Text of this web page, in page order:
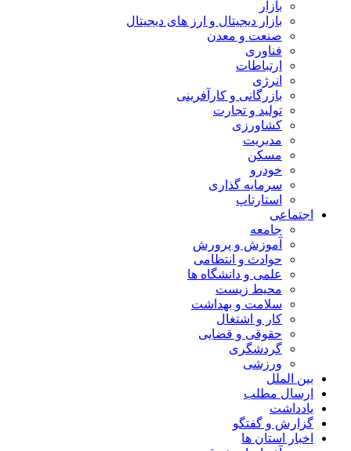
بازار
بازار دیجیتال و ارز های دیجیتال
صنعت و معدن
فناوری
ارتباطات
انرژی
بازرگانی و کارآفرینی
تولید و تجارت
کشاورزی
مدیریت
مسکن
خودرو
سرمایه گذاری
استارتاپ
اجتماعی
جامعه
آموزش و پرورش
حوادث و انتظامی
علمی و دانشگاه ها
محیط زیست
سلامت و بهداشت
کار و اشتغال
حقوقی و قضایی
گردشگری
ورزشی
بین الملل
ارسال مطلب
یادداشت
گزارش و گفتگو
اخبار استان ها